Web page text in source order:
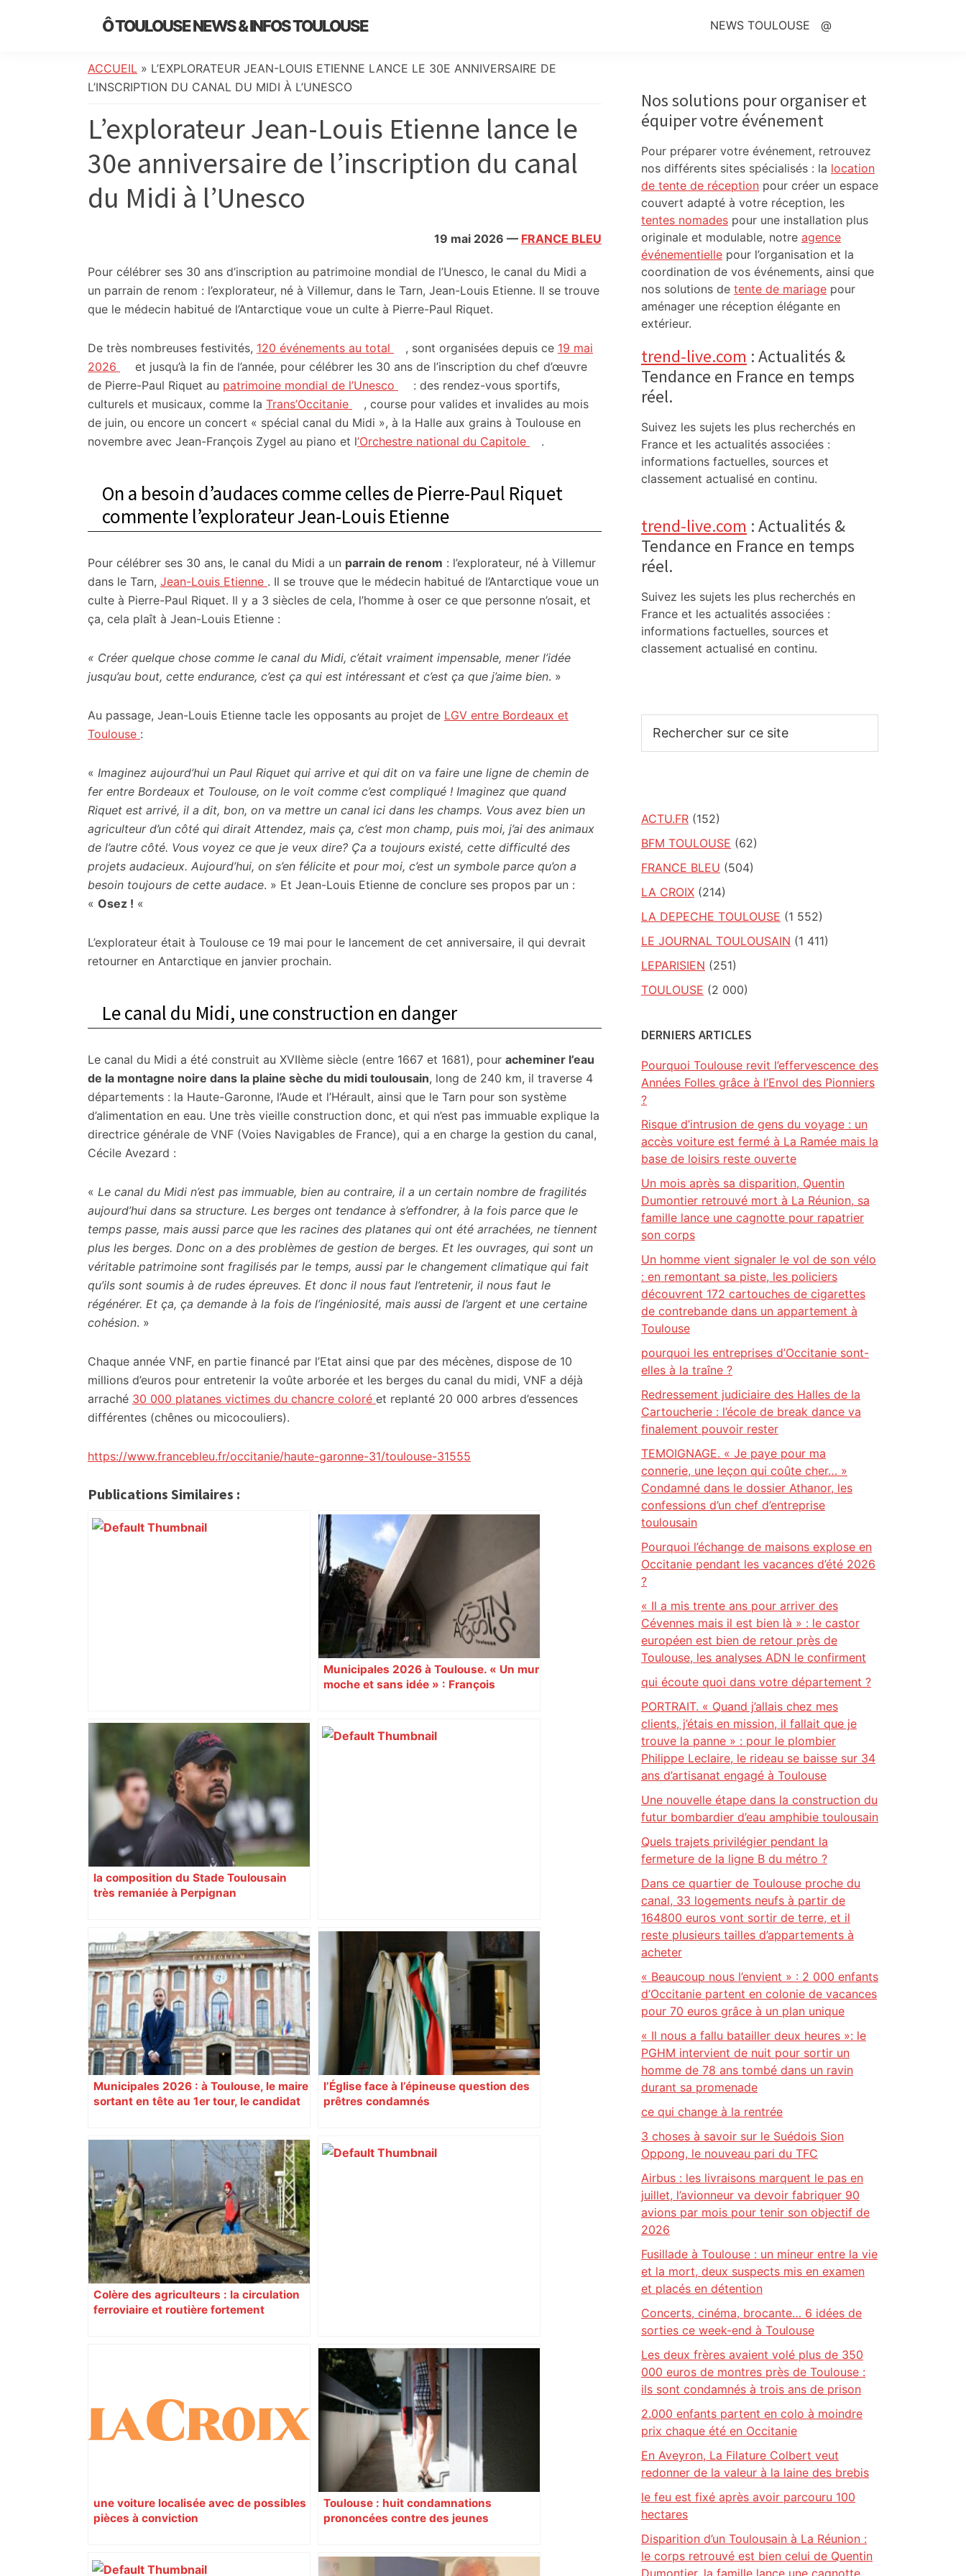
Ô TOULOUSE NEWS & INFOS TOULOUSE
de
l’actualité
:
info
locale,
société,
culture,
politique,
divers
et
initiatives
NEWS TOULOUSE @
ACCUEIL » L’EXPLORATEUR JEAN-LOUIS ETIENNE LANCE LE 30E ANNIVERSAIRE DE
L’INSCRIPTION DU CANAL DU MIDI À L’UNESCO
L’explorateur Jean-Louis Etienne lance le
30e anniversaire de l’inscription du canal
du Midi à l’Unesco
19 mai 2026 — FRANCE BLEU
Pour célébrer ses 30 ans d’inscription au patrimoine mondial de l’Unesco, le canal du Midi a
un parrain de renom : l’explorateur, né à Villemur, dans le Tarn, Jean-Louis Etienne. Il se trouve
que le médecin habitué de l’Antarctique voue un culte à Pierre-Paul Riquet.
De très nombreuses festivités, 120 événements au total , sont organisées depuis ce 19 mai
2026
et jusqu’à la fin de l’année, pour célébrer les 30 ans de l’inscription du chef d’œuvre
de Pierre-Paul Riquet au patrimoine mondial de l’Unesco
: des rendez-vous sportifs,
culturels et musicaux, comme la Trans’Occitanie
, course pour valides et invalides au mois
de juin, ou encore un concert « spécial canal du Midi », à la Halle aux grains à Toulouse en
novembre avec Jean-François Zygel au piano et l’Orchestre national du Capitole .
On a besoin d’audaces comme celles de Pierre-Paul Riquet
commente l’explorateur Jean-Louis Etienne
Pour célébrer ses 30 ans, le canal du Midi a un parrain de renom : l’explorateur, né à Villemur
dans le Tarn, Jean-Louis Etienne . Il se trouve que le médecin habitué de l’Antarctique voue un
culte à Pierre-Paul Riquet. Il y a 3 siècles de cela, l’homme à oser ce que personne n’osait, et
ça, cela plaît à Jean-Louis Etienne :
« Créer quelque chose comme le canal du Midi, c’était vraiment impensable, mener l’idée
jusqu’au bout, cette endurance, c’est ça qui est intéressant et c’est ça que j’aime bien. »
Au passage, Jean-Louis Etienne tacle les opposants au projet de LGV entre Bordeaux et
Toulouse :
« Imaginez aujourd’hui un Paul Riquet qui arrive et qui dit on va faire une ligne de chemin de
fer entre Bordeaux et Toulouse, on le voit comme c’est compliqué ! Imaginez que quand
Riquet est arrivé, il a dit, bon, on va mettre un canal ici dans les champs. Vous avez bien un
agriculteur d’un côté qui dirait Attendez, mais ça, c’est mon champ, puis moi, j’ai des animaux
de l’autre côté. Vous voyez ce que je veux dire? Ça a toujours existé, cette difficulté des
projets audacieux. Aujourd’hui, on s’en félicite et pour moi, c’est un symbole parce qu’on a
besoin toujours de cette audace. » Et Jean-Louis Etienne de conclure ses propos par un :
« Osez ! «
L’explorateur était à Toulouse ce 19 mai pour le lancement de cet anniversaire, il qui devrait
retourner en Antarctique en janvier prochain.
Le canal du Midi, une construction en danger
Le canal du Midi a été construit au XVIIème siècle (entre 1667 et 1681), pour acheminer l’eau
de la montagne noire dans la plaine sèche du midi toulousain, long de 240 km, il traverse 4
départements : la Haute-Garonne, l’Aude et l’Hérault, ainsi que le Tarn pour son système
d’alimentation en eau. Une très vieille construction donc, et qui n’est pas immuable explique la
directrice générale de VNF (Voies Navigables de France), qui a en charge la gestion du canal,
Cécile Avezard :
« Le canal du Midi n’est pas immuable, bien au contraire, il a un certain nombre de fragilités
aujourd’hui dans sa structure. Les berges ont tendance à s’effondrer, à la fois parce que le
temps passe, mais aussi parce que les racines des platanes qui ont été arrachées, ne tiennent
plus les berges. Donc on a des problèmes de gestion de berges. Et les ouvrages, qui sont un
véritable patrimoine sont fragilisés par le temps, aussi par le changement climatique qui fait
qu’ils sont soumis à de rudes épreuves. Et donc il nous faut l’entretenir, il nous faut le
régénérer. Et ça, ça demande à la fois de l’ingéniosité, mais aussi de l’argent et une certaine
cohésion. »
Chaque année VNF, en partie financé par l’Etat ainsi que par des mécènes, dispose de 10
millions d’euros pour entretenir la voûte arborée et les berges du canal du midi, VNF a déjà
arraché 30 000 platanes victimes du chancre coloré et replanté 20 000 arbres d’essences
différentes (chênes ou micocouliers).
https://www.francebleu.fr/occitanie/haute-garonne-31/toulouse-31555
Publications Similaires :
Alliance PS/LFI à Toulouse : Marc
Sztulman claque la porte – RMC
Municipales 2026 à Toulouse. « Un mur
moche et sans idée » : François
Augustins
la composition du Stade Toulousain
très remaniée à Perpignan
Un drone provoque un chaos aérien à
Toulouse : ce que risque vraiment un
pilote hors des clous – France 3
Régions
Municipales 2026 : à Toulouse, le maire
sortant en tête au 1er tour, le candidat
l’Église face à l’épineuse question des
prêtres condamnés
Colère des agriculteurs : la circulation
ferroviaire et routière fortement
Après la fusion avec la liste PS
Toulouse, le candidat LFI salue "une
dynamique qui nous oblige à la
responsabilité" – Franceinfo
une voiture localisée avec de possibles
pièces à conviction
Toulouse : huit condamnations
prononcées contre des jeunes
Sidebar
Nos solutions pour organiser et
équiper votre événement
Pour préparer votre événement, retrouvez
nos différents sites spécialisés : la location
de tente de réception pour créer un espace
couvert adapté à votre réception, les
tentes nomades pour une installation plus
originale et modulable, notre agence
événementielle pour l’organisation et la
coordination de vos événements, ainsi que
nos solutions de tente de mariage pour
aménager une réception élégante en
extérieur.
trend-live.com : Actualités &
Tendance en France en temps
réel.
Suivez les sujets les plus recherchés en
France et les actualités associées :
informations factuelles, sources et
classement actualisé en continu.
trend-live.com : Actualités &
Tendance en France en temps
réel.
Suivez les sujets les plus recherchés en
France et les actualités associées :
informations factuelles, sources et
classement actualisé en continu.
sur
ACTU.FR (152)
BFM TOULOUSE (62)
FRANCE BLEU (504)
LA CROIX (214)
LA DEPECHE TOULOUSE (1 552)
LE JOURNAL TOULOUSAIN (1 411)
LEPARISIEN (251)
TOULOUSE (2 000)
DERNIERS ARTICLES
Pourquoi Toulouse revit l’effervescence des
Années Folles grâce à l’Envol des Pionniers
?
Risque d’intrusion de gens du voyage : un
accès voiture est fermé à La Ramée mais la
base de loisirs reste ouverte
Un mois après sa disparition, Quentin
Dumontier retrouvé mort à La Réunion, sa
famille lance une cagnotte pour rapatrier
son corps
Un homme vient signaler le vol de son vélo
: en remontant sa piste, les policiers
découvrent 172 cartouches de cigarettes
de contrebande dans un appartement à
Toulouse
pourquoi les entreprises d’Occitanie sont-
elles à la traîne ?
Redressement judiciaire des Halles de la
Cartoucherie : l’école de break dance va
finalement pouvoir rester
TEMOIGNAGE. « Je paye pour ma
connerie, une leçon qui coûte cher… »
Condamné dans le dossier Athanor, les
confessions d’un chef d’entreprise
toulousain
Pourquoi l’échange de maisons explose en
Occitanie pendant les vacances d’été 2026
?
« Il a mis trente ans pour arriver des
Cévennes mais il est bien là » : le castor
européen est bien de retour près de
Toulouse, les analyses ADN le confirment
qui écoute quoi dans votre département ?
PORTRAIT. « Quand j’allais chez mes
clients, j’étais en mission, il fallait que je
trouve la panne » : pour le plombier
Philippe Leclaire, le rideau se baisse sur 34
ans d’artisanat engagé à Toulouse
Une nouvelle étape dans la construction du
futur bombardier d’eau amphibie toulousain
Quels trajets privilégier pendant la
fermeture de la ligne B du métro ?
Dans ce quartier de Toulouse proche du
canal, 33 logements neufs à partir de
164800 euros vont sortir de terre, et il
reste plusieurs tailles d’appartements à
acheter
« Beaucoup nous l’envient » : 2 000 enfants
d’Occitanie partent en colonie de vacances
pour 70 euros grâce à un plan unique
« Il nous a fallu batailler deux heures »: le
PGHM intervient de nuit pour sortir un
homme de 78 ans tombé dans un ravin
durant sa promenade
ce qui change à la rentrée
3 choses à savoir sur le Suédois Sion
Oppong, le nouveau pari du TFC
Airbus : les livraisons marquent le pas en
juillet, l’avionneur va devoir fabriquer 90
avions par mois pour tenir son objectif de
2026
Fusillade à Toulouse : un mineur entre la vie
et la mort, deux suspects mis en examen
et placés en détention
Concerts, cinéma, brocante… 6 idées de
sorties ce week-end à Toulouse
Les deux frères avaient volé plus de 350
000 euros de montres près de Toulouse :
ils sont condamnés à trois ans de prison
2.000 enfants partent en colo à moindre
prix chaque été en Occitanie
En Aveyron, La Filature Colbert veut
redonner de la valeur à la laine des brebis
le feu est fixé après avoir parcouru 100
hectares
Disparition d’un Toulousain à La Réunion :
le corps retrouvé est bien celui de Quentin
Dumontier, la famille lance une cagnotte